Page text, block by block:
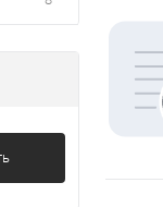
Товары первой